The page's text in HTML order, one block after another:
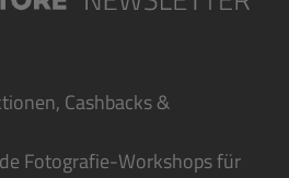
Cashbacks &
Fotografie-Workshops für